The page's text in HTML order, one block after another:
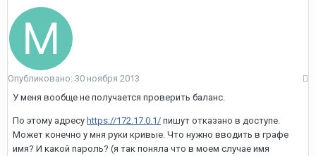
Опубликовано: 30 ноября 2013
У меня вообще не получается проверить баланс.
По этому адресу https://172.17.0.1/ пишут отказано в доступе.
Может конечно у мня руки кривые. Что нужно вводить в графе
имя? И какой пароль? (я так поняла что в моем случае имя